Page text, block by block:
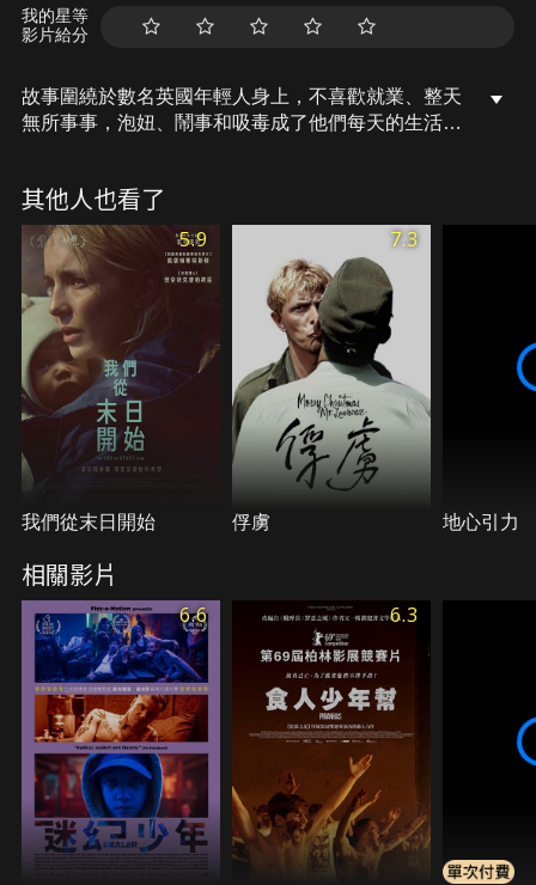
我的星等
影片給分
故事圍繞於數名英國年輕人身上，不喜歡就業、整天
無所事事，泡妞、鬧事和吸毒成了他們每天的生活；
代價。
其他人也看了
5.9
我們從末日開始
7.3
俘虜 地心引力
相關影片
6.6 6.3